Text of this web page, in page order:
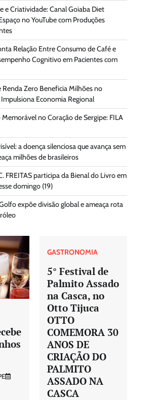
e Criatividade: Canal Goiaba Diet
no YouTube com Produções
Relação Entre Consumo de Café e
Cognitivo em Pacientes com
Zero Beneficia Milhões no
Economia Regional
no Coração de Sergipe: FILA
a doença silenciosa que avança sem
milhões de brasileiros
FREITAS participa da Bienal do Livro em
domingo (19)
expõe divisão global e ameaça rota
GASTRONOMIA
5° Festival de
Palmito Assado
na Casca, no
Otto Tijuca
OTTO
COMEMORA 30
ANOS DE
CRIAÇÃO DO
PALMITO
ASSADO NA
CASCA